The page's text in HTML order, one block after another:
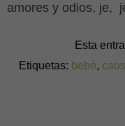
amores y odios, je,
Esta
Etiquetas: bebé, caos